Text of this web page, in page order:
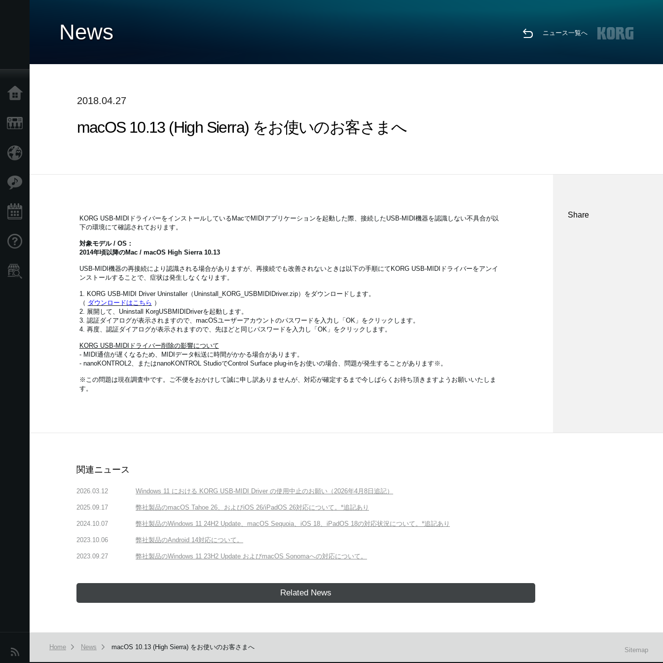
News
News ニュース一覧へ
2018.04.27
macOS 10.13 (High Sierra) をお使いのお客さまへ
KORG USB-MIDIドライバーをインストールしているMacでMIDIアプリケーションを起動した際、接続したUSB-MIDI機器を認識しない不具合が以
下の環境にて確認されております。
対象モデル / OS：
2014年頃以降のMac / macOS High Sierra 10.13
USB-MIDI機器の再接続により認識される場合がありますが、再接続でも改善されないときは以下の手順にてKORG USB-MIDIドライバーをアンイ
ンストールすることで、症状は発生しなくなります。
1. KORG USB-MIDI Driver Uninstaller（Uninstall_KORG_USBMIDIDriver.zip）をダウンロードします。
（ ダウンロードはこちら ）
2. 展開して、Uninstall KorgUSBMIDIDriverを起動します。
3. 認証ダイアログが表示されますので、macOSユーザーアカウントのパスワードを入力し「OK」をクリックします。
4. 再度、認証ダイアログが表示されますので、先ほどと同じパスワードを入力し「OK」をクリックします。
KORG USB-MIDIドライバー削除の影響について
- MIDI通信が遅くなるため、MIDIデータ転送に時間がかかる場合があります。
- nanoKONTROL2、またはnanoKONTROL StudioでControl Surface plug-inをお使いの場合、問題が発生することがあります※。
※この問題は現在調査中です。ご不便をおかけして誠に申し訳ありませんが、対応が確定するまで今しばらくお待ち頂きますようお願いいたしま
す。
Share
関連ニュース
2026.03.12 Windows 11 における KORG USB-MIDI Driver の使用中止のお願い（2026年4月8日追記）
2025.09.17 弊社製品のmacOS Tahoe 26、およびiOS 26/iPadOS 26対応について。*追記あり
2024.10.07 弊社製品のWindows 11 24H2 Update、macOS Sequoia、iOS 18、iPadOS 18の対応状況について。*追記あり
2023.10.06 弊社製品のAndroid 14対応について。
2023.09.27 弊社製品のWindows 11 23H2 Update およびmacOS Sonomaへの対応について。
Related News
Home News macOS 10.13 (High Sierra) をお使いのお客さまへ Sitemap